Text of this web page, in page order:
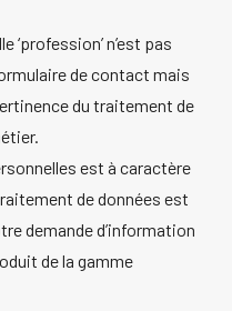
‘profession’ n’est pas
de contact mais
du traitement de
est à caractère
de données est
demande d’information
de la gamme